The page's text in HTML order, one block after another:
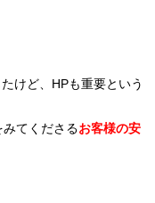
けど、HPも重要という
てくださるお客様の安